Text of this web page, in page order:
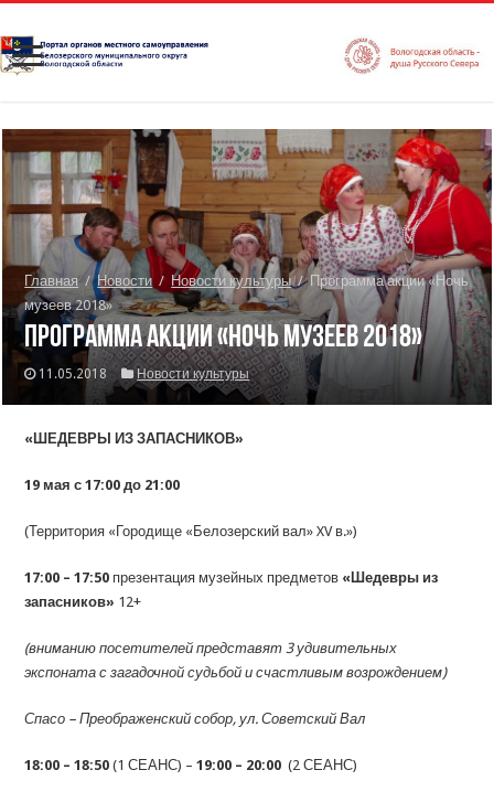
Главная / Новости / Новости культуры / Программа акции «Ночь
музеев 2018»
Программа акции «Ночь музеев 2018»
11.05.2018 Новости культуры
«ШЕДЕВРЫ ИЗ ЗАПАСНИКОВ»
19 мая с 17:00 до 21:00
(Территория «Городище «Белозерский вал» XV в.»)
17:00 – 17:50 презентация музейных предметов «Шедевры из
запасников» 12+
(вниманию посетителей представят3 удивительных
экспоната с загадочной судьбой и счастливым возрождением)
Спасо – Преображенский собор, ул. Советский Вал
18:00 – 18:50(1 СЕАНС) –19:00 – 20:00 (2 СЕАНС)